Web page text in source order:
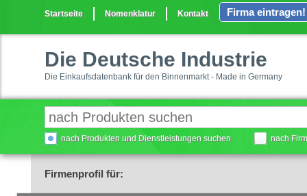
Startseite Nomenklatur Kontakt Firma eintragen!
Die Deutsche Industrie
Die Einkaufsdatenbank für den Binnenmarkt - Made in Germany
nach Produkten und Dienstleistungen suchen nach
Firmenprofil für: